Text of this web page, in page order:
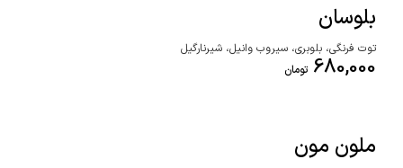
بلوسان
توت فرنگی، بلوبری، سیروب وانیل، شیرنارگیل
680,000 تومان
ملون مون